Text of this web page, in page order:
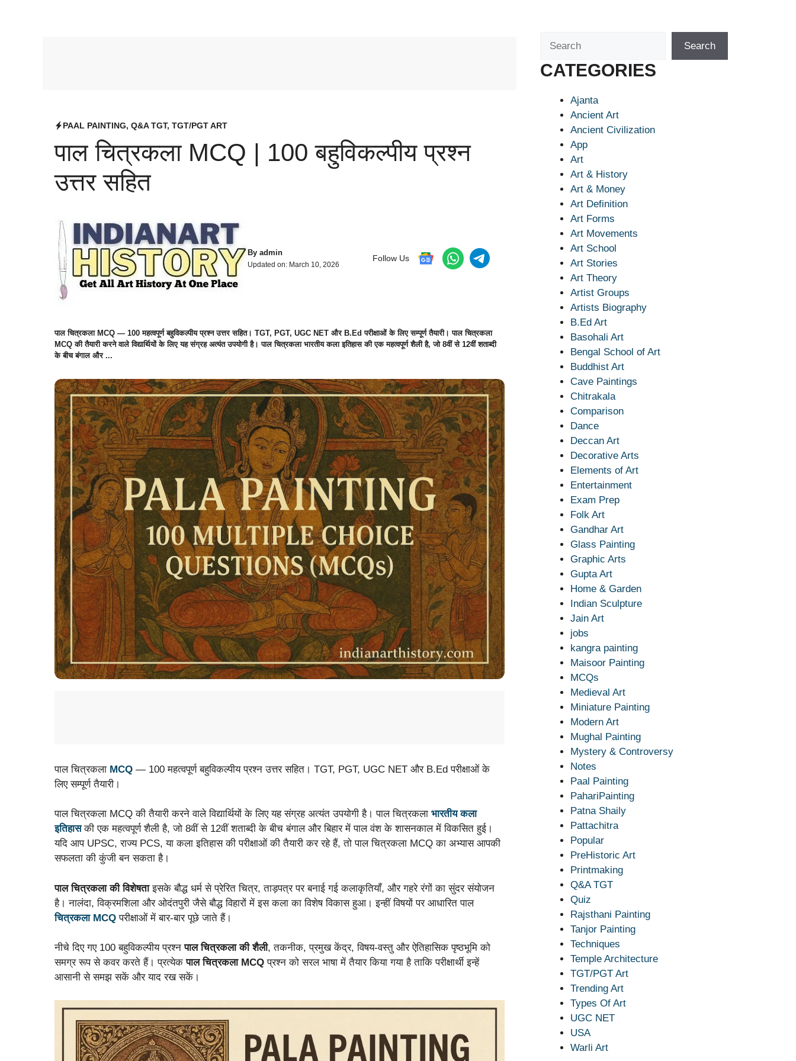
PAAL PAINTING, Q&A TGT, TGT/PGT ART
पाल चित्रकला MCQ | 100 बहुविकल्पीय प्रश्न
उत्तर सहित
By admin
Updated on: March 10, 2026
Follow Us
पाल चित्रकला MCQ — 100 महत्वपूर्ण बहुविकल्पीय प्रश्न उत्तर सहित। TGT, PGT, UGC NET और B.Ed परीक्षाओं के लिए सम्पूर्ण तैयारी। पाल चित्रकला
MCQ की तैयारी करने वाले विद्यार्थियों के लिए यह संग्रह अत्यंत उपयोगी है। पाल चित्रकला भारतीय कला इतिहास की एक महत्वपूर्ण शैली है, जो 8वीं से 12वीं शताब्दी
के बीच बंगाल और ...
पाल चित्रकला MCQ — 100 महत्वपूर्ण बहुविकल्पीय प्रश्न उत्तर सहित। TGT, PGT, UGC NET और B.Ed परीक्षाओं के
लिए सम्पूर्ण तैयारी।
पाल चित्रकला MCQ की तैयारी करने वाले विद्यार्थियों के लिए यह संग्रह अत्यंत उपयोगी है। पाल चित्रकला भारतीय कला
इतिहासकी एक महत्वपूर्ण शैली है, जो 8वीं से 12वीं शताब्दी के बीच बंगाल और बिहार में पाल वंश के शासनकाल में विकसित हुई।
यदि आप UPSC, राज्य PCS, या कला इतिहास की परीक्षाओं की तैयारी कर रहे हैं, तो पाल चित्रकला MCQ का अभ्यास आपकी
सफलता की कुंजी बन सकता है।
पाल चित्रकला की विशेषताइसके बौद्ध धर्म से प्रेरित चित्र, ताड़पत्र पर बनाई गई कलाकृतियाँ, और गहरे रंगों का सुंदर संयोजन
है। नालंदा, विक्रमशिला और ओदंतपुरी जैसे बौद्ध विहारों में इस कला का विशेष विकास हुआ। इन्हीं विषयों पर आधारित पाल
चित्रकला MCQ परीक्षाओं में बार-बार पूछे जाते हैं।
नीचे दिए गए 100 बहुविकल्पीय प्रश्नपाल चित्रकला की शैली, तकनीक, प्रमुख केंद्र, विषय-वस्तु और ऐतिहासिक पृष्ठभूमि को
समग्र रूप से कवर करते हैं। प्रत्येकपाल चित्रकला MCQ प्रश्न को सरल भाषा में तैयार किया गया है ताकि परीक्षार्थी इन्हें
आसानी से समझ सकें और याद रख सकें।
Search
CATEGORIES
Ajanta
Ancient Art
Ancient Civilization
App
Art
Art & History
Art & Money
Art Definition
Art Forms
Art Movements
Art School
Art Stories
Art Theory
Artist Groups
Artists Biography
B.Ed Art
Basohali Art
Bengal School of Art
Buddhist Art
Cave Paintings
Chitrakala
Comparison
Dance
Deccan Art
Decorative Arts
Elements of Art
Entertainment
Exam Prep
Folk Art
Gandhar Art
Glass Painting
Graphic Arts
Gupta Art
Home & Garden
Indian Sculpture
Jain Art
jobs
kangra painting
Maisoor Painting
MCQs
Medieval Art
Miniature Painting
Modern Art
Mughal Painting
Mystery & Controversy
Notes
Paal Painting
PahariPainting
Patna Shaily
Pattachitra
Popular
PreHistoric Art
Printmaking
Q&A TGT
Quiz
Rajsthani Painting
Tanjor Painting
Techniques
Temple Architecture
TGT/PGT Art
Trending Art
Types Of Art
UGC NET
USA
Warli Art